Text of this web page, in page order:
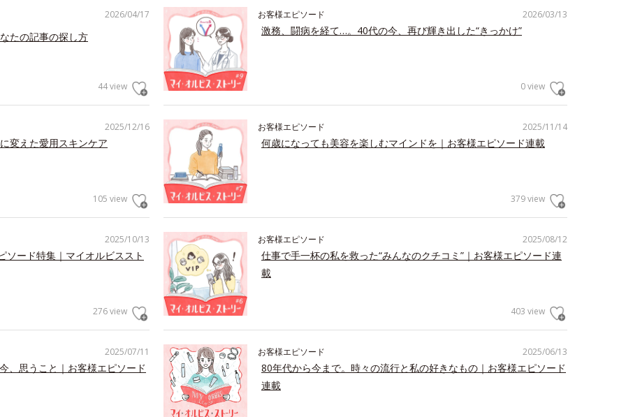
2026/04/17
たの記事の探し方
44 view
2026/03/13
お客様エピソード
激務、闘病を経て…。40代の今、再び輝き出した“きっかけ”
0 view
2025/12/16
変えた愛用スキンケア
105 view
2025/11/14
お客様エピソード
何歳になっても美容を楽しむマインドを｜お客様エピソード連載
379 view
2025/10/13
ソード特集｜マイオルビススト
276 view
2025/08/12
お客様エピソード
仕事で手一杯の私を救った“みんなのクチコミ”｜お客様エピソード連
載
403 view
2025/07/11
、思うこと｜お客様エピソード
2025/06/13
お客様エピソード
80年代から今まで。時々の流行と私の好きなもの｜お客様エピソード
連載